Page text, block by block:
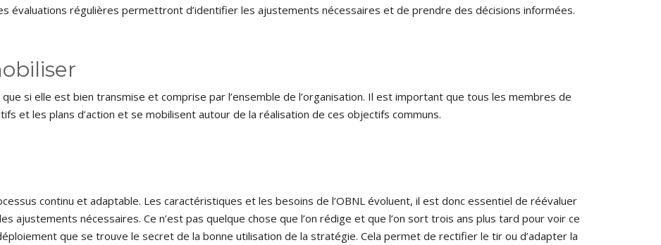
évaluations régulières permettront d’identifier les ajustements nécessaires et de prendre des décisions informées.
si elle est bien transmise et comprise par l’ensemble de l’organisation. Il est important que tous les membres de
et les plans d’action et se mobilisent autour de la réalisation de ces objectifs communs.
continu et adaptable. Les caractéristiques et les besoins de l’OBNL évoluent, il est donc essentiel de réévaluer
ajustements nécessaires. Ce n’est pas quelque chose que l’on rédige et que l’on sort trois ans plus tard pour voir ce
que se trouve le secret de la bonne utilisation de la stratégie. Cela permet de rectifier le tir ou d’adapter la